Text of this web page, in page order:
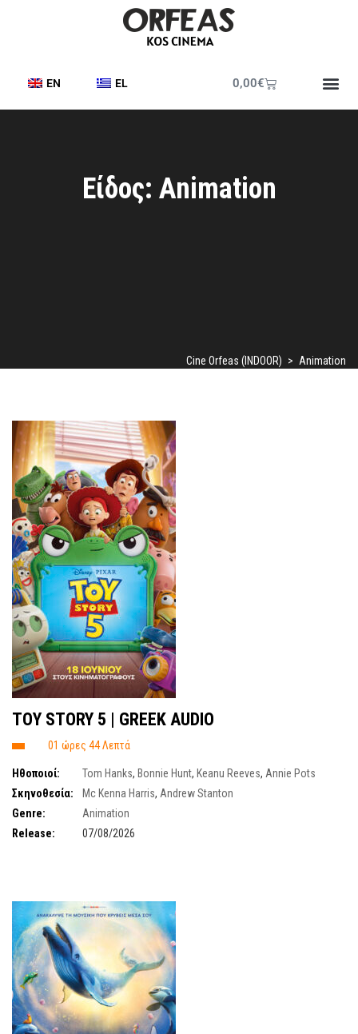
EN EL 0,00€
Είδος: Animation
Cine Orfeas (INDOOR) > Animation
TOY STORY 5 | GREEK AUDIO
01 ώρες 44 Λεπτά
Ηθοποιοί: Tom Hanks, Bonnie Hunt, Keanu Reeves, Annie Pots
Σκηνοθεσία:
Mc Kenna Harris, Andrew Stanton
Genre:
Animation
Release:
07/08/2026